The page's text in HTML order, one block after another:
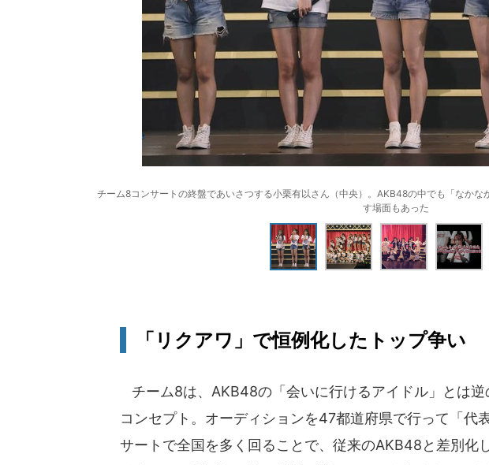
チーム8コンサートの終盤であいさつする小栗有以さん（中央）。AKB48の中でも「なか
す場面もあった
「リクアワ」で恒例化したトップ争い
チーム8は、AKB48の「会いに行けるアイドル」とは
コンセプト。オーディションを47都道府県で行って「代
サートで全国を多く回ることで、従来のAKB48と差別化